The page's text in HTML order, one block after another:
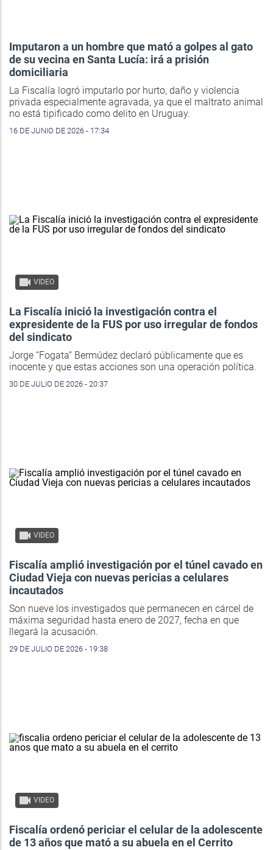
Imputaron a un hombre que mató a golpes al gato
de su vecina en Santa Lucía: irá a prisión
domiciliaria
La Fiscalía logró imputarlo por hurto, daño y violencia
privada especialmente agravada, ya que el maltrato animal
no está tipificado como delito en Uruguay.
16 DE JUNIO DE 2026 - 17:34
VIDEO
La Fiscalía inició la investigación contra el
expresidente de la FUS por uso irregular de fondos
del sindicato
Jorge “Fogata” Bermúdez declaró públicamente que es
inocente y que estas acciones son una operación política.
30 DE JULIO DE 2026 - 20:37
VIDEO
Fiscalía amplió investigación por el túnel cavado en
Ciudad Vieja con nuevas pericias a celulares
incautados
Son nueve los investigados que permanecen en cárcel de
máxima seguridad hasta enero de 2027, fecha en que
llegará la acusación.
29 DE JULIO DE 2026 - 19:38
VIDEO
Fiscalía ordenó periciar el celular de la adolescente
de 13 años que mató a su abuela en el Cerrito